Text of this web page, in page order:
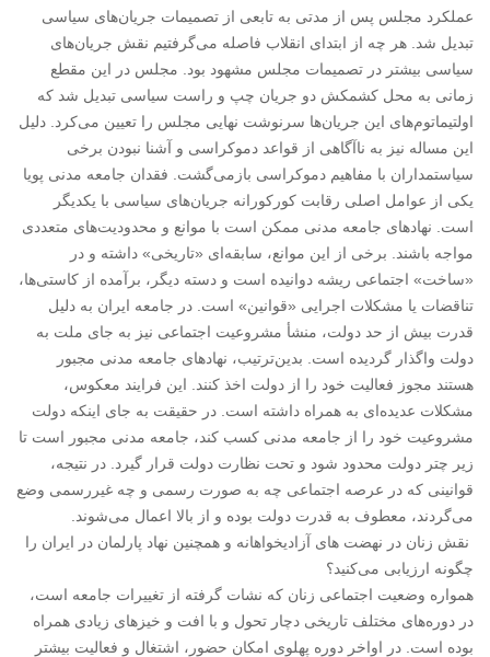
عملکرد مجلس پس از مدتی به تابعی از تصمیمات جریان‌های سیاسی
تبدیل شد. هر چه از ابتدای انقلاب فاصله می‌گرفتیم نقش جریان‌های
سیاسی بیشتر در تصمیمات مجلس مشهود بود. مجلس در این مقطع
زمانی به محل کشمکش دو جریان چپ و راست سیاسی تبدیل شد که
اولتیماتوم‌های این جریان‌ها سرنوشت نهایی مجلس را تعیین می‌کرد. دلیل
این مساله نیز به ناآگاهی از قواعد دموکراسی و آشنا نبودن برخی
سیاستمداران با مفاهیم دموکراسی بازمی‌گشت. فقدان جامعه مدنی پویا
یکی از عوامل اصلی رقابت کورکورانه جریان‌های سیاسی با یکدیگر
است. نهادهای جامعه مدنی ممکن است با موانع و محدودیت‌های متعددی
مواجه باشند. برخی از این موانع، سابقه‌ای «تاریخی» داشته و در
«ساخت» اجتماعی ریشه دوانیده است و دسته دیگر، برآمده از کاستی‌ها،
تناقضات یا مشکلات اجرایی «قوانین» است. در جامعه ایران به دلیل
قدرت بیش از حد دولت، منشأ مشروعیت اجتماعی نیز به جای ملت به
دولت واگذار گردیده است. بدین‌ترتیب، نهادهای جامعه مدنی مجبور
هستند مجوز فعالیت خود را از دولت اخذ کنند. این فرایند معکوس،
مشکلات عدیده‌ای به همراه داشته است. در حقیقت به جای اینکه دولت
مشروعیت خود را از جامعه مدنی کسب کند، جامعه مدنی مجبور است تا
زیر چتر دولت محدود شود و تحت نظارت دولت قرار گیرد. در نتیجه،
قوانینی که در عرصه اجتماعی چه به صورت رسمی و چه غیررسمی وضع
می‌گردند، معطوف به قدرت دولت بوده و از بالا اعمال می‌شوند.
نقش زنان در نهضت های آزادیخواهانه و همچنین نهاد پارلمان در ایران را
چگونه ارزیابی می‌کنید؟
همواره وضعیت اجتماعی زنان که نشات گرفته از تغییرات جامعه است،
در دوره‌های مختلف تاریخی دچار تحول و با افت و خیزهای زیادی همراه
بوده است. در اواخر دوره پهلوی امکان حضور، اشتغال و فعالیت بیشتر